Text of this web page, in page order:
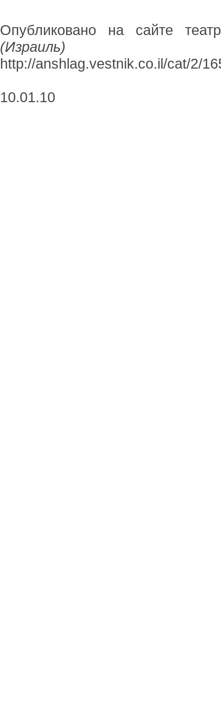
Опубликовано на сайте
(Израиль)
http://anshlag.vestnik.co.il/cat/2/
10.01.10